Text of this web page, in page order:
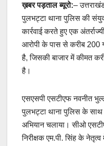
ख़बर पड़ताल ब्यूरो:–
पुलभट्टा थाना पुलिस की
कार्रवाई करते हुए एक
आरोपी के पास से करीब 200
है, जिसकी बाजार में कीमत
है।
एसएसपी एसटीएफ नवनीत
पुलभट्टा थाना पुलिस के
अभियान चलाया। सीओ
निरीक्षक एम.पी. सिंह के